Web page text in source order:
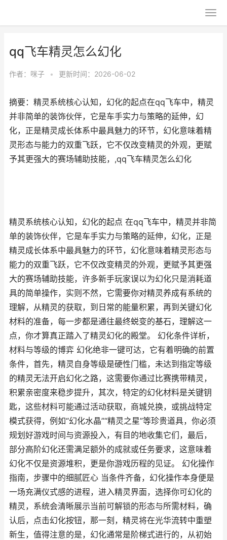
qq飞车精灵怎么幻化
作者： 咪子 • 更新时间：2026-06-02
摘要：精灵系统核心认知，幻化的起点在qq飞车中，精灵
并非简单的装饰伙伴，它是车手实力与策略的延伸，幻
化，正是精灵成长体系中最具魅力的环节，幻化意味着精
灵形态与能力的双重飞跃，它不仅改变精灵的外观，更赋
予其更强大的赛场辅助技能，,qq飞车精灵怎么幻化
精灵系统核心认知，幻化的起点 在qq飞车中，精灵并非简
单的装饰伙伴，它是车手实力与策略的延伸，幻化，正是
精灵成长体系中最具魅力的环节，幻化意味着精灵形态与
能力的双重飞跃，它不仅改变精灵的外观，更赋予其更强
大的赛场辅助技能，许多新手玩家误以为幻化只是消耗道
具的简单操作，实则不然，它需要你对精灵养成有系统的
理解，从精灵的获取，到日常的能量积累，再到关键幻化
材料的准备，每一步都是通往最终蜕变的基石，理解这一
点，你才算真正踏入了精灵幻化的殿堂。 幻化条件详析，
材料与等级的博弈 幻化绝非一键可达，它有着明确的前置
条件，首先，精灵自身等级是硬性门槛，未达到指定等级
的精灵无法开启幻化之路，这需要你通过比赛携带精灵，
积累亲密度来稳步提升，其次，特定的幻化材料是关键钥
匙，这些材料可能通过活动获取，商城兑换，或挑战特定
模式获得，例如“幻化水晶”“精灵之星”等珍贵道具，你必须
规划好游戏时间与资源投入，有目的地收集它们，最后，
部分高阶幻化还需满足额外的成就或任务要求，这意味着
幻化不仅是资源堆积，更是你游戏历程的见证。 幻化操作
指南，步骤中的细腻匠心 当条件齐备，幻化操作本身便是
一场充满仪式感的进程，进入精灵界面，选择你可幻化的
精灵，系统会清晰展示当前可解锁的形态与所需材料，确
认后，点击幻化按钮，那一刻，精灵将在光华流转中重塑
新生，值得注意的是，幻化通常是阶梯式进行的，从初始